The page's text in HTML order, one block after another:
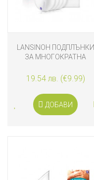
LANSINOH ПОДПЛЪНКИ
ЗА МНОГОКРАТНА
19.54 лв. (€9.99)
ДОБАВИ